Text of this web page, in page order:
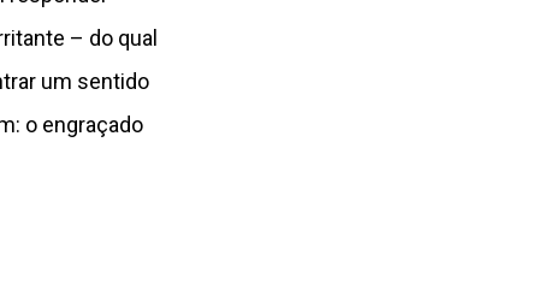
– do qual
um sentido
o engraçado